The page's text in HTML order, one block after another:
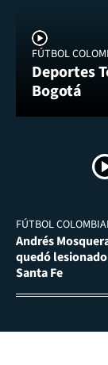
FÚTBOL
Deportes
Bogotá
FÚTBOL
Andrés
quedó
Santa Fe